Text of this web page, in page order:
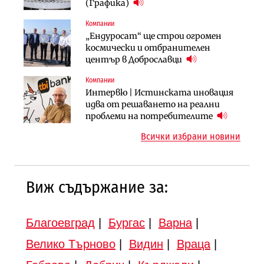
(Графика)
Компании
„Ендуросат“ ще строи огромен
космически и отбранителен
център в Доброславци
Компании
Интервю | Истинската иновация
идва от решаването на реални
проблеми на потребителите
Компании
„Хювефарма“ подписа договор за
придобиване на Euroapi Italy
Инфраструктура
АПИ възложи промяната на
парцеларния план за
Публични финанси
След 20 години застой: Данъчните
оценки на имотите може да бъдат
Инфраструктура
Вторият мост над Варненското
езеро става част от бъдещата
Всички избрани новини
Виж съдържание за:
Благоевград Бургас| Варна|
Велико Търново| Видин Враца|